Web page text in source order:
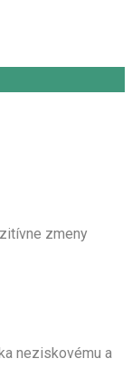
zmeny
neziskovému a